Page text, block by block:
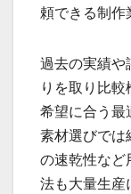
頼できる制作
過去の実績や
りを取り比
希望に合う最
素材選びでは
の速乾性など
法も大量生産